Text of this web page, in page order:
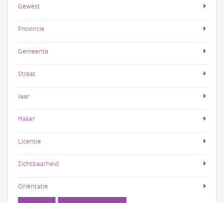
Gewest
Provincie
Gemeente
Straat
Jaar
Maker
Licentie
Zichtbaarheid
Oriëntatie